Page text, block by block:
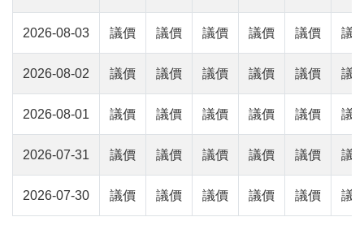
2026-08-03 議價 議價 議價 議價 議價 議
2026-08-02 議價 議價 議價 議價 議價 議
2026-08-01 議價 議價 議價 議價 議價 議
2026-07-31 議價 議價 議價 議價 議價 議
2026-07-30 議價 議價 議價 議價 議價 議